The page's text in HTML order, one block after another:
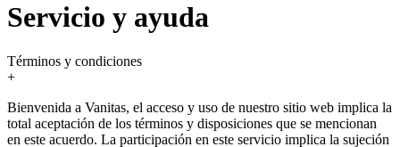
Servicio y ayuda
Términos y condiciones
+
Bienvenida a Vanitas, el acceso y uso de nuestro sitio web implica la
total aceptación de los términos y disposiciones que se mencionan
en este acuerdo. La participación en este servicio implica la sujeción